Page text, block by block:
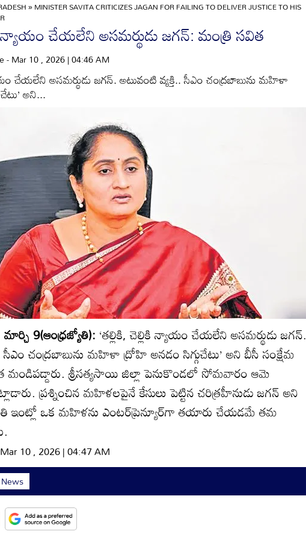
»MINISTER SAVITA CRITICIZES JAGAN FOR FAILING TO DELIVER JUSTICE TO HIS
న్యాయం చేయలేని అసమర్థుడు జగన్‌: మంత్రి సవిత
- Mar 10 , 2026 | 04:46 AM
చేయలేని అసమర్థుడు జగన్‌. అటువంటి వ్యక్తి.. సీఎం చంద్రబాబును మహిళా
అని...
9(ఆంధ్రజ్యోతి): ‘తల్లికి, చెల్లికి న్యాయం చేయలేని అసమర్థుడు జగన్‌.
సీఎం చంద్రబాబును మహిళా ద్రోహి అనడం సిగ్గుచేటు’ అని బీసీ సంక్షేమ
మండిపడ్డారు. శ్రీసత్యసాయి జిల్లా పెనుకొండలో సోమవారం ఆమె
ప్రశ్నించిన మహిళలపైనే కేసులు పెట్టిన చరిత్రహీనుడు జగన్‌ అని
ఇంట్లో ఒక మహిళను ఎంటర్‌ప్రెన్యూర్‌గా తయారు చేయడమే తమ
10 , 2026 | 04:47 AM